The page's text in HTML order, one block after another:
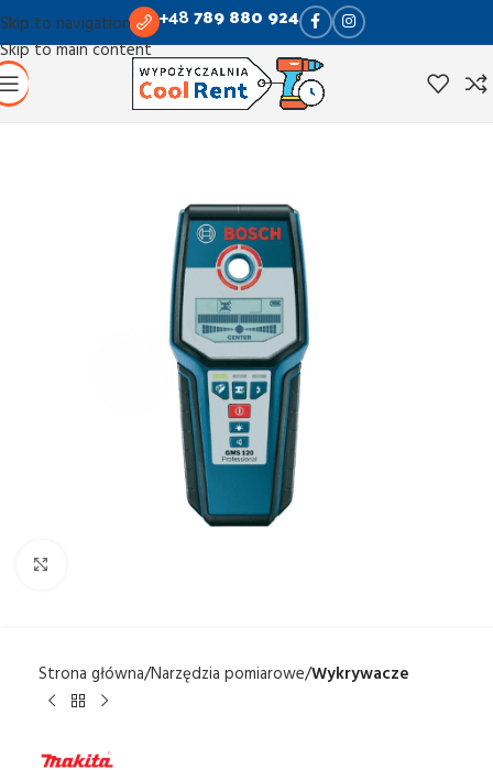
Skip to navigation
Skip to main content
+48789 880 924
Strona główna Narzędzia pomiarowe Wykrywacze